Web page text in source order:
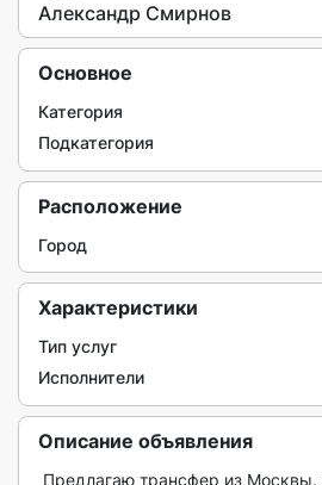
Александр Смирнов
Основное
Категория
Подкатегория
Расположение
Город
Характеристики
Тип услуг
Исполнители
Описание объявления